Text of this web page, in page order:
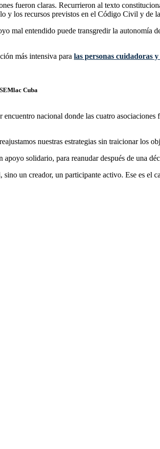
fueron claras. Recurrieron al texto
y los recursos previstos en el Código Civil y de
entendido puede transgredir la autonomía
más intensiva para las personas cuidadoras y
Cuba
nacional donde las cuatro
nuestras estrategias sin traicionar los
solidario, para reanudar después de una
un creador, un participante activo. Ese es el